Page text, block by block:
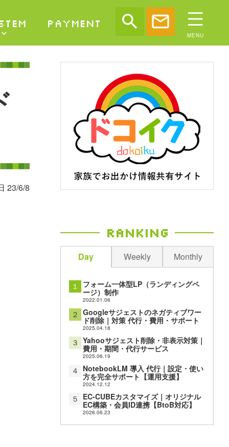
search mail
PAYMENT
23/6/8
Ranking
Day Weekly Monthly
１ フォーム一体型LP（ランディングペ
ージ）制作
2022.01.06
２ Googleサジェストのネガティブワー
ド削除｜対策 代行・費用・サポート
2025.04.18
３ Yahooサジェスト削除・非表示対策｜
費用・期間・代行サービス
2025.06.19
４ NotebookLM 導入 代行｜設定・使い
方を完全サポート【運用支援】
2024.12.12
５ EC-CUBEカスタマイズ｜オリジナル
EC構築・会員ID連携【BtoB対応】
2026.06.23